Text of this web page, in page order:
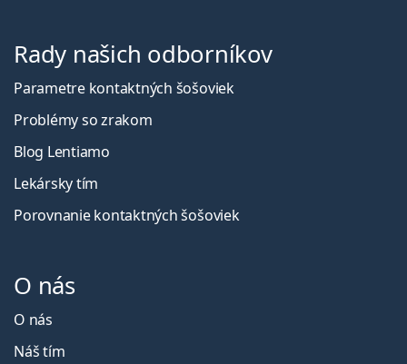
Rady našich odborníkov
Parametre kontaktných šošoviek
Problémy so zrakom
Blog Lentiamo
Lekársky tím
Porovnanie kontaktných šošoviek
O nás
O nás
Náš tím